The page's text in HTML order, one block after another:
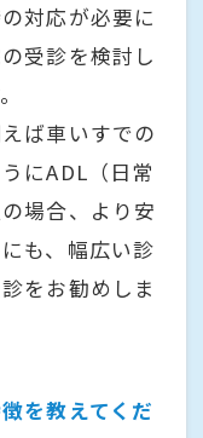
対応が必要に
受診を検討し
ば車いすでの
にADL（日常
場合、より安
も、幅広い診
をお勧めしま
を教えてくだ